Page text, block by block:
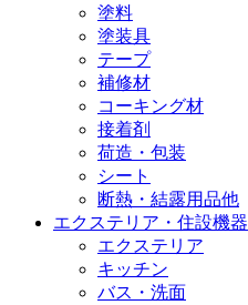
塗料
塗装具
テープ
補修材
コーキング材
接着剤
荷造・包装
シート
断熱・結露用品他
エクステリア・住設機器
エクステリア
キッチン
バス・洗面